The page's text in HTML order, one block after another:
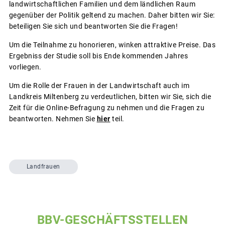
landwirtschaftlichen Familien und dem ländlichen Raum
gegenüber der Politik geltend zu machen. Daher bitten wir Sie:
beteiligen Sie sich und beantworten Sie die Fragen!
Um die Teilnahme zu honorieren, winken attraktive Preise. Das
Ergebniss der Studie soll bis Ende kommenden Jahres
vorliegen.
Um die Rolle der Frauen in der Landwirtschaft auch im
Landkreis Miltenberg zu verdeutlichen, bitten wir Sie, sich die
Zeit für die Online-Befragung zu nehmen und die Fragen zu
beantworten. Nehmen Sie hier teil.
Landfrauen
BBV-GESCHÄFTSSTELLEN